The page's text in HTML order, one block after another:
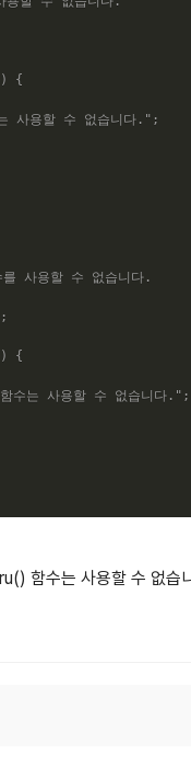
) {
사용할 수 없습니다." ;
사용할 수 없습니다.
;
) {
수는 사용할 수 없습니다." ;
함수는 사용할 수 없습